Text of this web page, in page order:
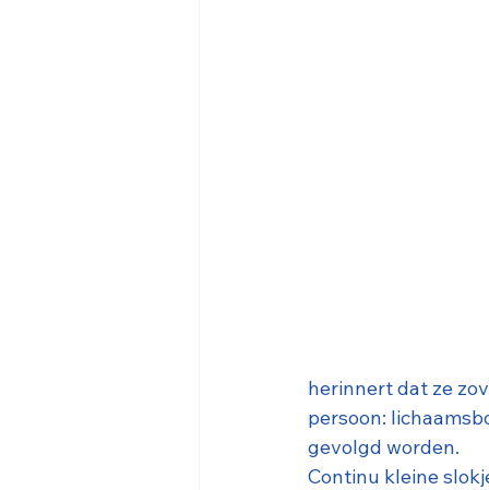
herinnert dat ze
persoon:
gevolgd worden.
Continu kleine